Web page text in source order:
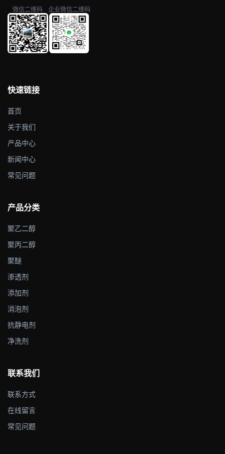
微信二维码 企业微信二维码
快速链接
首页
关于我们
产品中心
新闻中心
常见问题
产品分类
聚乙二醇
聚丙二醇
聚醚
渗透剂
添加剂
消泡剂
抗静电剂
净洗剂
联系我们
联系方式
在线留言
常见问题